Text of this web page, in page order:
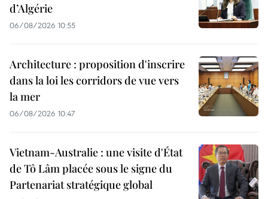
d’Algérie
06/08/2026 10:55
Architecture : proposition d'inscrire
dans la loi les corridors de vue vers
la mer
06/08/2026 10:47
Vietnam-Australie : une visite d'État
de Tô Lâm placée sous le signe du
Partenariat stratégique global